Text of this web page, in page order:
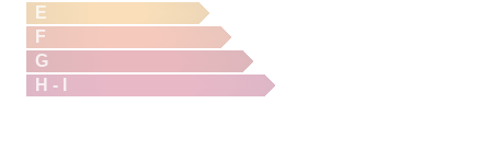
E
F
G
H - I